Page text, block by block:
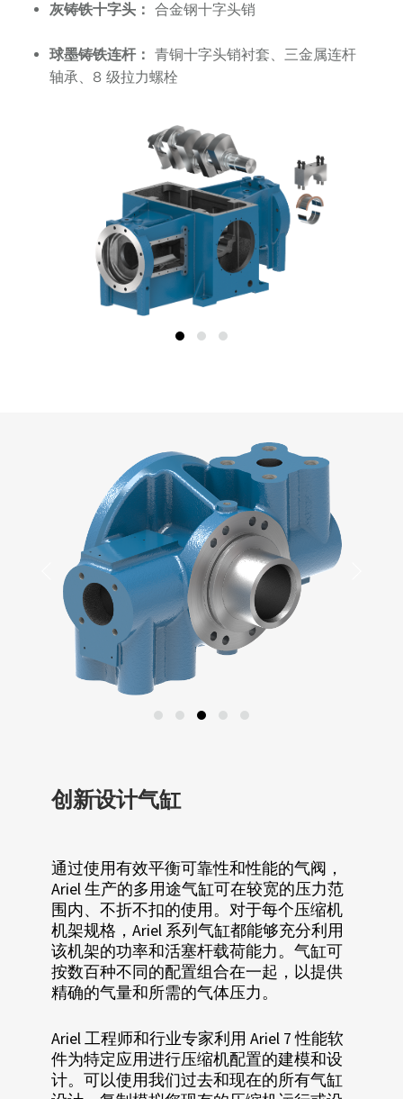
灰铸铁十字头： 合金钢十字头销
球墨铸铁连杆：青铜十字头销衬套、三金属连杆
轴承、8 级拉力螺栓
创新设计气缸
通过使用有效平衡可靠性和性能的气阀，
Ariel 生产的多用途气缸可在较宽的压力范
围内、不折不扣的使用。对于每个压缩机
机架规格，Ariel 系列气缸都能够充分利用
该机架的功率和活塞杆载荷能力。气缸可
按数百种不同的配置组合在一起，以提供
精确的气量和所需的气体压力。
Ariel 工程师和行业专家利用 Ariel 7 性能软
件为特定应用进行压缩机配置的建模和设
计。可以使用我们过去和现在的所有气缸